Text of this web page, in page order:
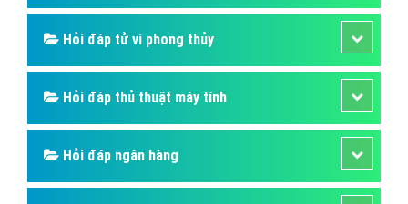
Hỏi đáp tử vi phong thủy
Hỏi đáp thủ thuật máy tính
Hỏi đáp ngân hàng